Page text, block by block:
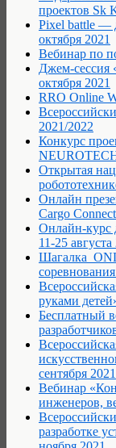
проектов Sk
Pixel battle —
октября 2021
Вебинар по
Джем-сессия
октября 2021
RRO Online
2021/2022
Конкурс
Открытая
Онлайн
Cargo
Онлайн-курс
11-25 августа
руками
Бесплатный
сентября 2021
Вебинар
инженеров,
разработке